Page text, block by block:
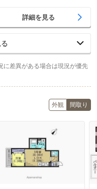
詳細を見る
に差異がある場合は現況が優先
外観 間取り